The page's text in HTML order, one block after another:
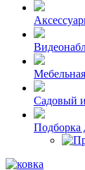
Садовый
Подборка